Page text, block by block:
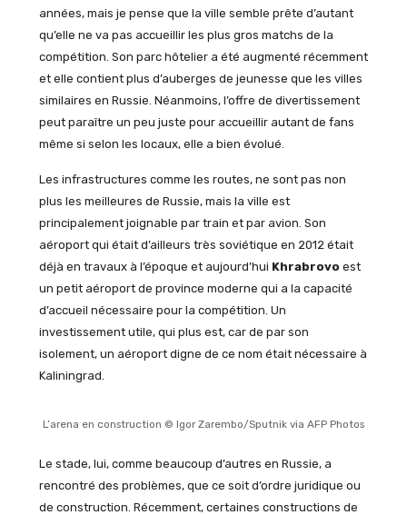
années, mais je pense que la ville semble prête d’autant
qu’elle ne va pas accueillir les plus gros matchs de la
compétition. Son parc hôtelier a été augmenté récemment
et elle contient plus d’auberges de jeunesse que les villes
similaires en Russie. Néanmoins, l’offre de divertissement
peut paraître un peu juste pour accueillir autant de fans
même si selon les locaux, elle a bien évolué.
Les infrastructures comme les routes, ne sont pas non
plus les meilleures de Russie, mais la ville est
principalement joignable par train et par avion. Son
aéroport qui était d’ailleurs très soviétique en 2012 était
déjà en travaux à l’époque et aujourd’hui Khrabrovo est
un petit aéroport de province moderne qui a la capacité
d’accueil nécessaire pour la compétition. Un
investissement utile, qui plus est, car de par son
isolement, un aéroport digne de ce nom était nécessaire à
Kaliningrad.
L’arena en construction © Igor Zarembo/Sputnik via AFP Photos
Le stade, lui, comme beaucoup d’autres en Russie, a
rencontré des problèmes, que ce soit d’ordre juridique ou
de construction. Récemment, certaines constructions de